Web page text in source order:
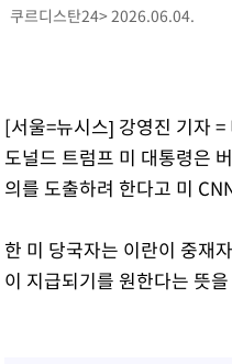
쿠르디스탄24> 2026.06.04.
[서울=뉴시스] 강영진 기자
도널드 트럼프 미 대통령은
의를 도출하려 한다고 미
한 미 당국자는 이란이 중재
이 지급되기를 원한다는 뜻